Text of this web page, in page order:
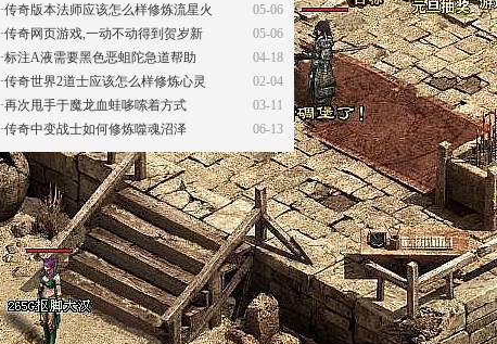
05-06
·传奇版本法师应该怎么样修炼流星火
05-06
·传奇网页游戏,一动不动得到贺岁新
04-18
·标注A液需要黑色恶蛆陀急道帮助
02-04
·传奇世界2道士应该怎么样修炼心灵
03-11
·再次甩手于魔龙血蛙哆嗦着方式
06-13
·传奇中变战士如何修炼噬魂沼泽